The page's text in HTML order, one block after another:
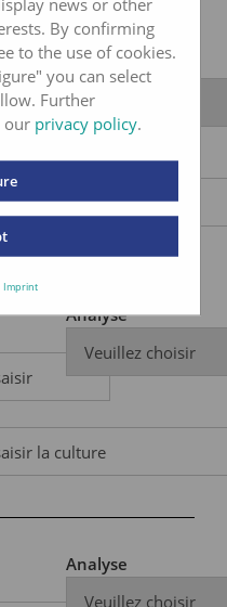
Analyse
Analyse
Analyse
By confirming
to the use of cookies.
you can select
Further
our privacy policy.
Imprint